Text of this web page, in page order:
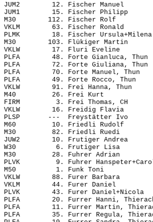
JUM2        12. Fischer
JUM1        15. Fischer Philipp
M30        112. Fischer Rolf
VKLM        63. Fischer Ronald
PLMK        18. Fischer
M30        103. Flükiger Martin
VKLW        17. Fluri Eveline
PLFA        48. Forte Gianluca,
PLFA        72. Forte Giuliana,
PLFA        70. Forte Manuel,
PLFA        49. Forte Rocco,
VKLW        91. Frei Hanna, Thun
M40         26. Frei Kurt
FIRM         3. Frei Thomas, CH
VKLW        16. Freidig Flavia
PLSP       ---  Freystätter
M60         10. Friedli Rudolf
M30         82. Friedli Ruedi
JUW2        10. Frutiger
W30          6. Frutiger Lisa
M30         28. Fuhrer Adrian
PLVK         9. Fuhrer
M50          1. Funk Toni
VKLW        88. Furer Barbara
VKLM        44. Furer Daniel
PLVK        43. Furer
PLFA        20. Furrer Hanni,
PLFA        11. Furrer Martin,
PLFA        35. Furrer Regula,